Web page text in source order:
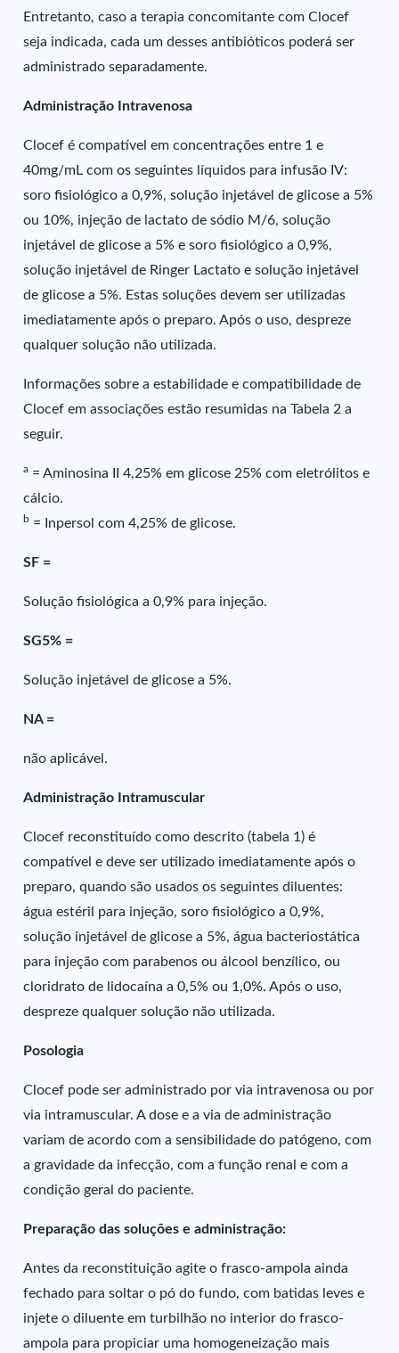
Entretanto, caso a terapia concomitante com Clocef
seja indicada, cada um desses antibióticos poderá ser
administrado separadamente.
Administração Intravenosa
Clocef é compatível em concentrações entre 1 e
40mg/mL com os seguintes líquidos para infusão IV:
soro fisiológico a 0,9%, solução injetável de glicose a 5%
ou 10%, injeção de lactato de sódio M/6, solução
injetável de glicose a 5% e soro fisiológico a 0,9%,
solução injetável de Ringer Lactato e solução injetável
de glicose a 5%. Estas soluções devem ser utilizadas
imediatamente após o preparo. Após o uso, despreze
qualquer solução não utilizada.
Informações sobre a estabilidade e compatibilidade de
Clocef em associações estão resumidas na Tabela 2 a
seguir.
a = Aminosina II 4,25% em glicose 25% com eletrólitos e
cálcio.
b = Inpersol com 4,25% de glicose.
SF =
Solução fisiológica a 0,9% para injeção.
SG5% =
Solução injetável de glicose a 5%.
NA =
não aplicável.
Administração Intramuscular
Clocef reconstituído como descrito (tabela 1) é
compatível e deve ser utilizado imediatamente após o
preparo, quando são usados os seguintes diluentes:
água estéril para injeção, soro fisiológico a 0,9%,
solução injetável de glicose a 5%, água bacteriostática
para injeção com parabenos ou álcool benzílico, ou
cloridrato de lidocaína a 0,5% ou 1,0%. Após o uso,
despreze qualquer solução não utilizada.
Posologia
Clocef pode ser administrado por via intravenosa ou por
via intramuscular. A dose e a via de administração
variam de acordo com a sensibilidade do patógeno, com
a gravidade da infecção, com a função renal e com a
condição geral do paciente.
Preparação das soluções e administração:
Antes da reconstituição agite o frasco-ampola ainda
fechado para soltar o pó do fundo, com batidas leves e
injete o diluente em turbilhão no interior do frasco-
ampola para propiciar uma homogeneização mais